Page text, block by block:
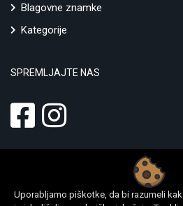
Uporabljamo piškotke, da bi razumeli
Blagovne znamke
Kategorije
SPREMLJAJTE NAS